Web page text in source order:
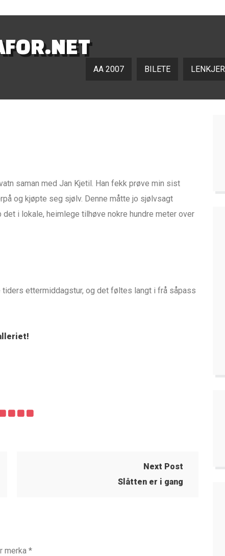
AA 2007 BILETE LENKJER
saman med Jan Kjetil. Han fekk prøve min sist
og kjøpte seg sjølv. Denne måtte jo sjølvsagt
i lokale, heimlege tilhøve nokre hundre meter over
tiders ettermiddagstur, og det føltes langt i frå såpass
Next Post
Slåtten er i gang
merka *